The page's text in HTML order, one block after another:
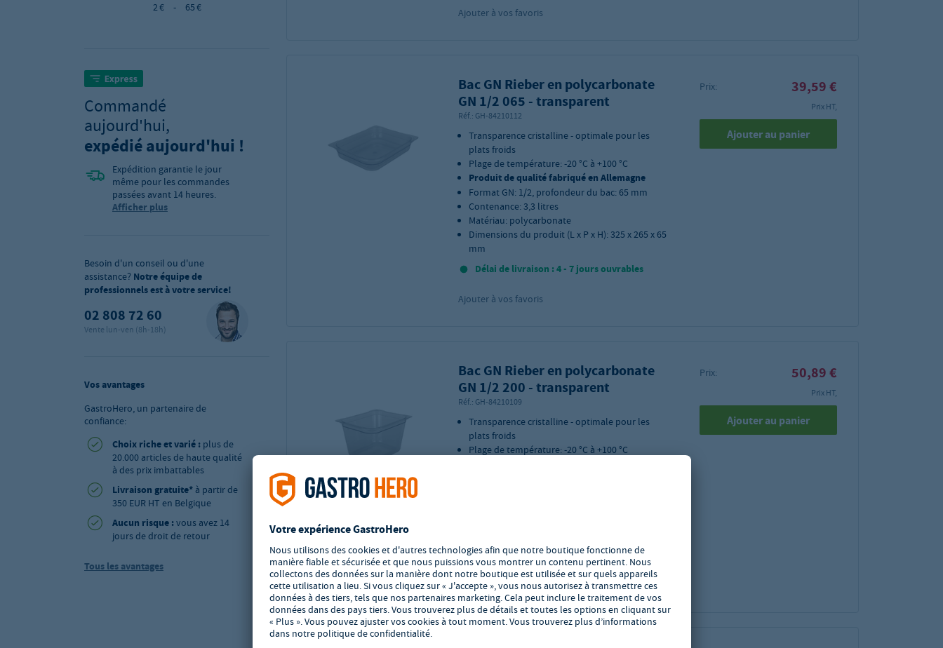
2 € - 65 €
Commandé
aujourd'hui,
expédié aujourd'hui !
Expédition garantie le jour
même pour les commandes
passées avant 14 heures.
Afficher plus
Besoin d'un conseil ou d'une
assistance? Notre équipe de
professionnels est à votre service!
02 808 72 60
Vente lun-ven (8h-18h)
Vos avantages
GastroHero, un partenaire de
confiance:
Choix riche et varié : plus de
20.000 articles de haute qualité
à des prix imbattables
Livraison gratuite* à partir de
350 EUR HT en Belgique
Aucun risque :vous avez 14
jours de droit de retour
Tous les avantages
Ajouter à vos favoris
Bac GN Rieber en polycarbonate
GN 1/2 065 - transparent
Réf.: GH-84210112
Transparence cristalline - optimale pour les
plats froids
Plage de température: -20 °C à +100 °C
Produit de qualité fabriqué en Allemagne
Format GN: 1/2, profondeur du bac: 65 mm
Contenance: 3,3 litres
Matériau: polycarbonate
Dimensions du produit (L x P x H): 325 x 265 x 65
mm
Délai de livraison : 4 - 7 jours ouvrables
Ajouter à vos favoris
Prix: 39,59 €
Prix HT,
Ajouter au panier
Bac GN Rieber en polycarbonate
GN 1/2 200 - transparent
Réf.: GH-84210109
Transparence cristalline - optimale pour les
plats froids
Plage de température: -20 °C à +100 °C
Délai de livraison : 4 - 7 jours ouvrables
Ajouter à vos favoris
Prix: 50,89 €
Prix HT,
Ajouter au panier